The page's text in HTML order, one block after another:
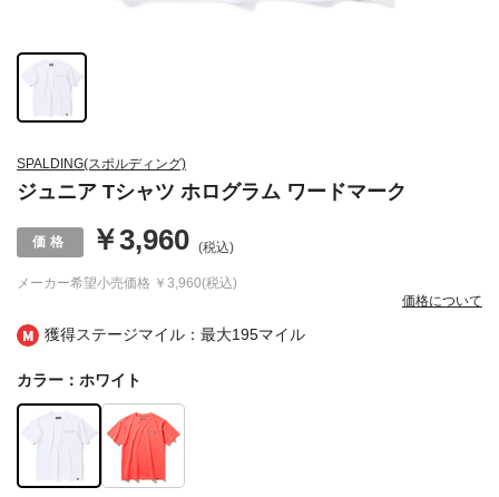
獲得ステージマイル：最大195マイル
SPALDING(スポルディング)
ジュニア Tシャツ ホログラム ワードマーク
メーカー希望小売価格 ￥3,960(税込)
￥3,960 (税込)
価格について
カラー：ホワイト